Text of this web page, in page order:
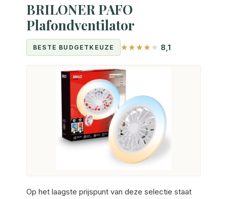
BRILONER PAFO
Plafondventilator
BESTE BUDGETKEUZE 8,1
Op het laagste prijspunt van deze selectie staat